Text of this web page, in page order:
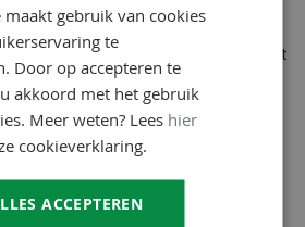
de volledige dikte van de muur zodat
wordt tegen opstijgend vocht
actieve stoffen
zodat vocht kan verdampen
permanent
buiten te gebruiken
maakt gebruik van cookies
te
Door op accepteren te
akkoord met het gebruik
Meer weten? Lees hier
cookieverklaring.
ACCEPTEREN